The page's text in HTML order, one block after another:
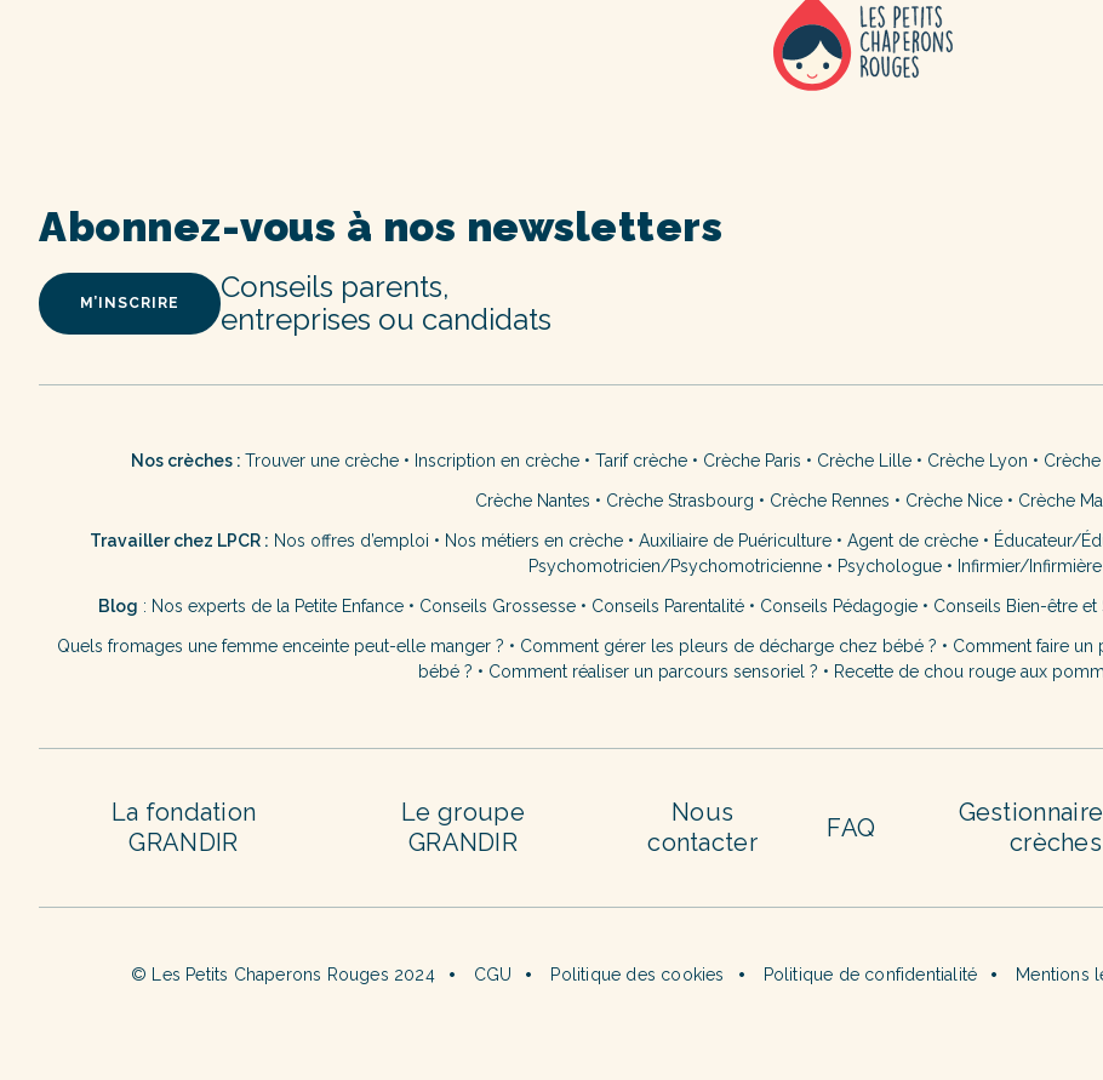
Abonnez-vous à nos newsletters
M’INSCRIRE
Conseils parents,
entreprises ou candidats
Nos crèches : Trouver une crèche • Inscription en crèche • Tarif crèche • Crèche Paris • Crèche Lille • Crèche Lyon •
Crèche Nantes • Crèche Strasbourg • Crèche Rennes • Crèche Nice• Crèche
Travailler chez LPCR : Nos offres d’emploi • Nos métiers en crèche• Auxiliaire de Puériculture• Agent de crèche• Éducateur/
Psychomotricien/Psychomotricienne• Psychologue• Infirmier/Infirmière
Blog : Nos experts de la Petite Enfance • Conseils Grossesse • Conseils Parentalité • Conseils Pédagogie • Conseils Bien-être et
Quels fromages une femme enceinte peut-elle manger ? • Comment gérer les pleurs de décharge chez bébé ? • Comment faire un
bébé ? • Comment réaliser un parcours sensoriel ? • Recette de chou rouge aux
La fondation
GRANDIR
Le groupe
GRANDIR
Nous
contacter
FAQ
crèches
© Les Petits Chaperons Rouges 2024 CGU Politique des cookies Politique de confidentialité Mentions